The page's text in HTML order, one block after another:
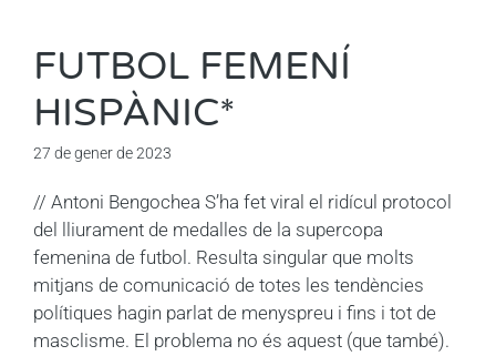
FUTBOL FEMENÍ
HISPÀNIC*
27 de gener de 2023
// Antoni Bengochea S’ha fet viral el ridícul protocol
del lliurament de medalles de la supercopa
femenina de futbol. Resulta singular que molts
mitjans de comunicació de totes les tendències
polítiques hagin parlat de menyspreu i fins i tot de
masclisme. El problema no és aquest (que també).